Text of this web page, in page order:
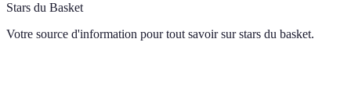
Stars du Basket
Votre source d'information pour tout savoir sur stars du basket.